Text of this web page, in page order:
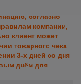
согласно
компании,
клиент может
товарного чека
3-х дней со дня
днём для